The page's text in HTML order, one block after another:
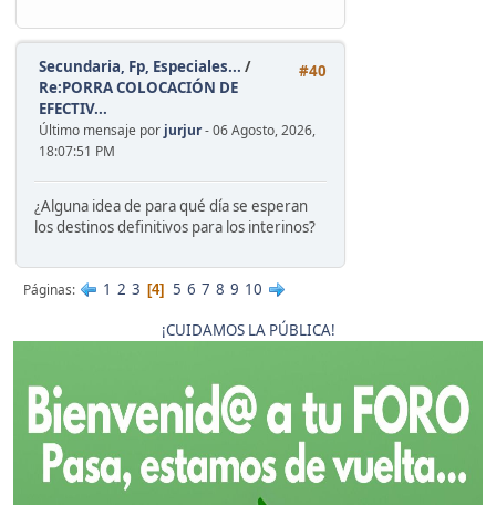
#40
Secundaria, Fp, Especiales... /
Re:PORRA COLOCACIÓN DE
EFECTIV...
Último mensaje por jurjur- 06 Agosto, 2026,
18:07:51 PM
¿Alguna idea de para qué día se esperan
los destinos definitivos para los interinos?
Páginas 1 2 3 4 5 6 7 8 9 10
¡CUIDAMOS LA PÚBLICA!